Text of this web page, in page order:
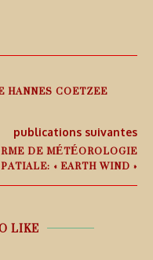
HANNES COETZEE
publications suivantes
DE MÉTÉOROLOGIE
« EARTH WIND »
LIKE